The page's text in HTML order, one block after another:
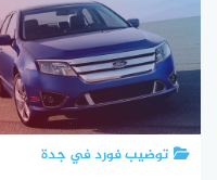
توضيب فورد في جدة